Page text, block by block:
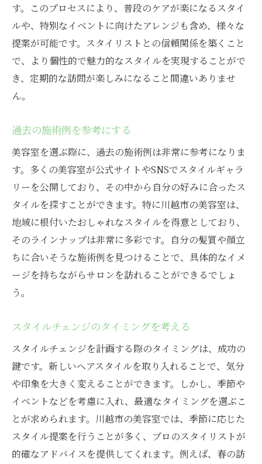
す。このプロセスにより、普段のケアが楽になるスタイ
ルや、特別なイベントに向けたアレンジも含め、様々な
提案が可能です。スタイリストとの信頼関係を築くこと
で、より個性的で魅力的なスタイルを実現することがで
き、定期的な訪問が楽しみになること間違いありませ
ん。
過去の施術例を参考にする
美容室を選ぶ際に、過去の施術例は非常に参考になりま
す。多くの美容室が公式サイトやSNSでスタイルギャラ
リーを公開しており、その中から自分の好みに合ったス
タイルを探すことができます。特に川越市の美容室は、
地域に根付いたおしゃれなスタイルを得意としており、
そのラインナップは非常に多彩です。自分の髪質や顔立
ちに合いそうな施術例を見つけることで、具体的なイメ
ージを持ちながらサロンを訪れることができるでしょ
う。
スタイルチェンジのタイミングを考える
スタイルチェンジを計画する際のタイミングは、成功の
鍵です。新しいヘアスタイルを取り入れることで、気分
や印象を大きく変えることができます。しかし、季節や
イベントなどを考慮に入れ、最適なタイミングを選ぶこ
とが求められます。川越市の美容室では、季節に応じた
スタイル提案を行うことが多く、プロのスタイリストが
的確なアドバイスを提供してくれます。例えば、春の訪